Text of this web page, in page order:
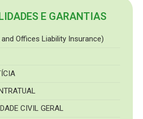
E GARANTIAS
Offices Liability Insurance)
CIVIL GERAL